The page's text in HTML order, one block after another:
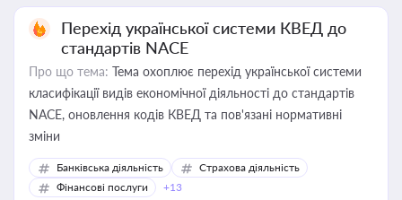
Перехід української системи КВЕД до
стандартів NACE
Про що тема: Тема охоплює перехід української системи
класифікації видів економічної діяльності до стандартів
NACE, оновлення кодів КВЕД та пов'язані нормативні
зміни
Банківська діяльність
Страхова діяльність
Фінансові послуги
+13